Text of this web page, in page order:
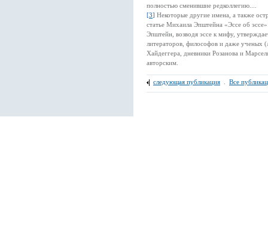
полностью сменившие редколлегию....
[3] Некоторые другие имена, а также
статье Михаила Эпштейна «Эссе об
Эпштейн, возводя эссе к мифу,
литераторов, философов и даже
Хайдеггера, дневники Розанова и
авторским.
следующая публикация Все